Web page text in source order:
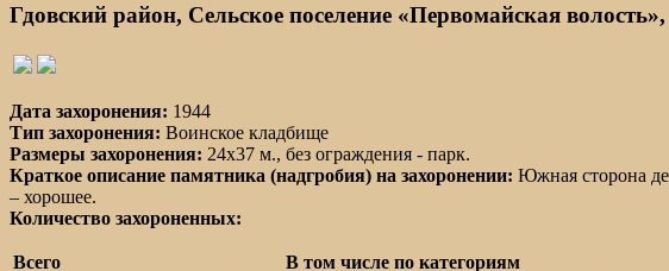
Гдовский район, Сельское поселение «Первомайская волость»,
Дата захоронения: 1944
Тип захоронения: Воинское кладбище
Размеры захоронения: 24x37 м., без ограждения - парк.
Краткое описание памятника (надгробия) на захоронении: Южная сторона
– хорошее.
Количество захороненных:
Всего В том числе по категориям